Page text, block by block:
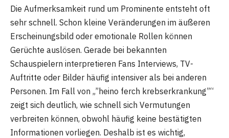
Die Aufmerksamkeit rund um Prominente entsteht oft
sehr schnell. Schon kleine Veränderungen im äußeren
Erscheinungsbild oder emotionale Rollen können
Gerüchte auslösen. Gerade bei bekannten
Schauspielern interpretieren Fans Interviews, TV-
Auftritte oder Bilder häufig intensiver als bei anderen
Personen. Im Fall von „”heino ferch krebserkrankung”“
zeigt sich deutlich, wie schnell sich Vermutungen
verbreiten können, obwohl häufig keine bestätigten
Informationen vorliegen. Deshalb ist es wichtig,